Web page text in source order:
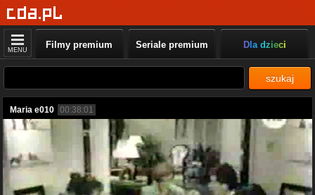
MENU Filmy premium Seriale premium Dla dzieci
szukaj
Maria e010 00:38:01